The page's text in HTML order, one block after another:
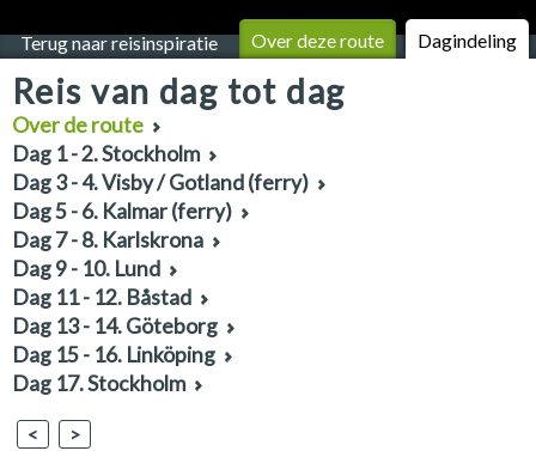
Terug naar reisinspiratie Over deze route Dagindeling
< >
Reis van dag tot dag
Over de route
Dag 1 - 2. Stockholm
Dag 3 - 4. Visby / Gotland (ferry)
Dag 5 - 6. Kalmar (ferry)
Dag 7 - 8. Karlskrona
Dag 9 - 10. Lund
Dag 11 - 12. Båstad
Dag 13 - 14. Göteborg
Dag 15 - 16. Linköping
Dag 17. Stockholm